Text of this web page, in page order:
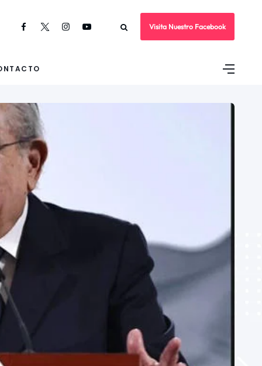
Visita Nuestro Facebook